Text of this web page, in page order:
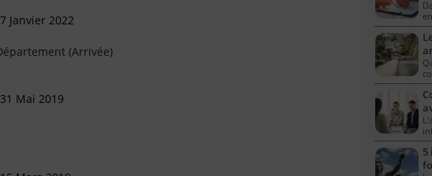
Janvier 2022
(Arrivée)
Mai 2019
5